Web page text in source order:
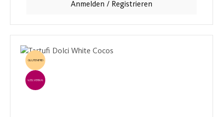
ein kräftiges, herbes Aroma mit tiefem
die es besonders schokoladig lieben.
Anmelden / Registrieren
GLUTENFREI
EINZELVERKAUF